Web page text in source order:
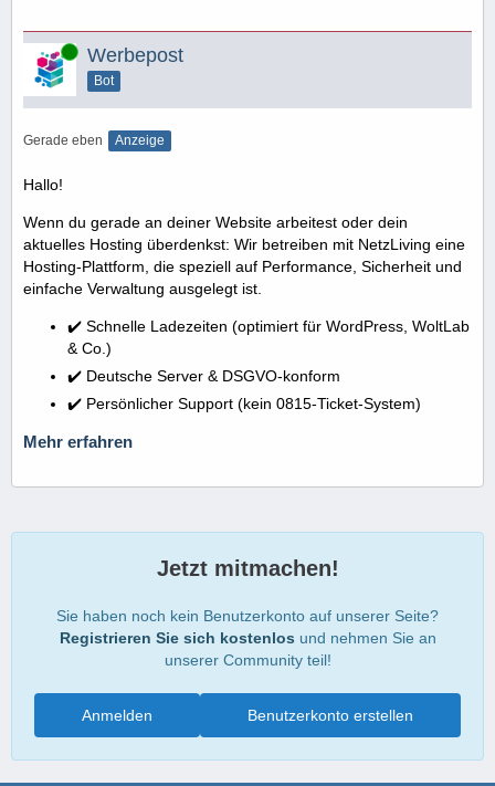
Online Werbepost
Bot
Gerade eben Anzeige
Hallo!
Wenn du gerade an deiner Website arbeitest oder dein
aktuelles Hosting überdenkst: Wir betreiben mit NetzLiving eine
Hosting-Plattform, die speziell auf Performance, Sicherheit und
einfache Verwaltung ausgelegt ist.
✔️ Schnelle Ladezeiten (optimiert für WordPress, WoltLab
& Co.)
✔️ Deutsche Server & DSGVO-konform
✔️ Persönlicher Support (kein 0815-Ticket-System)
Mehr erfahren
Jetzt mitmachen!
Sie haben noch kein Benutzerkonto auf unserer Seite?
Registrieren Sie sich kostenlos und nehmen Sie an
unserer Community teil!
Benutzerkonto erstellen
Anmelden